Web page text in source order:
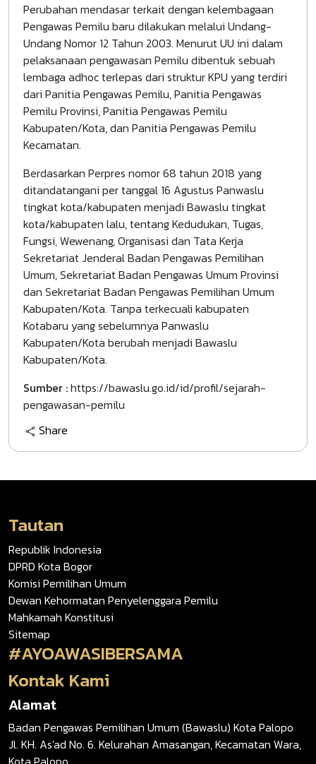
Perubahan mendasar terkait dengan kelembagaan
Pengawas Pemilu baru dilakukan melalui Undang-
Undang Nomor 12 Tahun 2003. Menurut UU ini dalam
pelaksanaan pengawasan Pemilu dibentuk sebuah
lembaga adhoc terlepas dari struktur KPU yang terdiri
dari Panitia Pengawas Pemilu, Panitia Pengawas
Pemilu Provinsi, Panitia Pengawas Pemilu
Kabupaten/Kota, dan Panitia Pengawas Pemilu
Kecamatan.
Berdasarkan Perpres nomor 68 tahun 2018 yang
ditandatangani per tanggal 16 Agustus Panwaslu
tingkat kota/kabupaten menjadi Bawaslu tingkat
kota/kabupaten lalu, tentang Kedudukan, Tugas,
Fungsi, Wewenang, Organisasi dan Tata Kerja
Sekretariat Jenderal Badan Pengawas Pemilihan
Umum, Sekretariat Badan Pengawas Umum Provinsi
dan Sekretariat Badan Pengawas Pemilihan Umum
Kabupaten/Kota. Tanpa terkecuali kabupaten
Kotabaru yang sebelumnya Panwaslu
Kabupaten/Kota berubah menjadi Bawaslu
Kabupaten/Kota.
Sumber :https://bawaslu.go.id/id/profil/sejarah-
pengawasan-pemilu
Share
Tautan
Republik Indonesia
DPRD Kota Bogor
Komisi Pemilihan Umum
Dewan Kehormatan Penyelenggara Pemilu
Mahkamah Konstitusi
Sitemap
#AYOAWASIBERSAMA
Kontak Kami
Alamat
Badan Pengawas Pemilihan Umum (Bawaslu) Kota Palopo
Jl. KH. As'ad No. 6. Kelurahan Amasangan, Kecamatan Wara,